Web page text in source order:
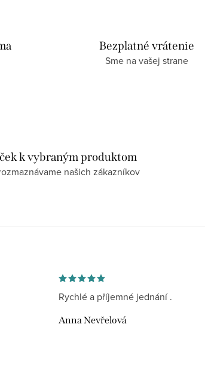
Bezplatné vrátenie
Sme na vašej strane
k vybraným produktom
našich zákazníkov
Rychlé a příjemné jednání .
Anna Nevřelová